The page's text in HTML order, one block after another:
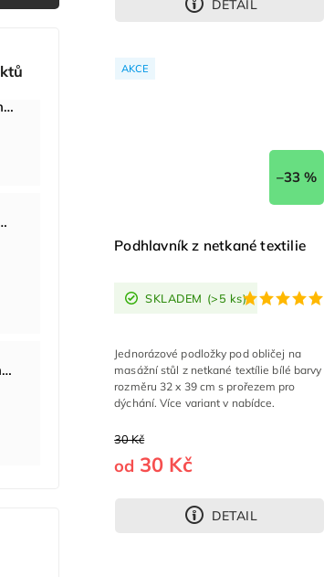
Genumedi plus, kolenní bandáž se zvýšenou fixací
sm systém
Kompresní guma Streetband 5 cm x 2 m
DETAIL
AKCE
–33 %
Podhlavník z netkané textilie
SKLADEM (>5 ks)
30 Kč
od 30 Kč
DETAIL
Jednorázové podložky pod obličej na
masážní stůl z netkané textílie bílé barvy
rozměru 32 x 39 cm s prořezem pro
dýchání. Více variant v nabídce.